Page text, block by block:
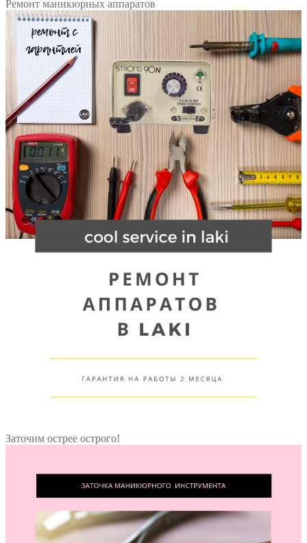
Ремонт маникюрных аппаратов
Заточим острее острого!